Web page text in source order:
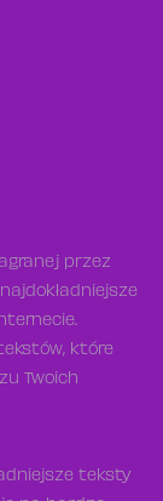
przez
które
Twoich
teksty